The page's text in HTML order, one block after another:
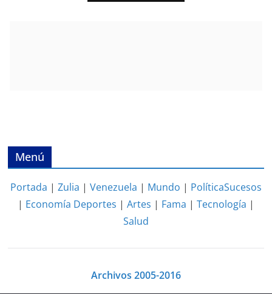
Menú
Portada | Zulia | Venezuela | Mundo | PolíticaSucesos
| Economía Deportes | Artes | Fama | Tecnología |
Salud
Archivos 2005-2016